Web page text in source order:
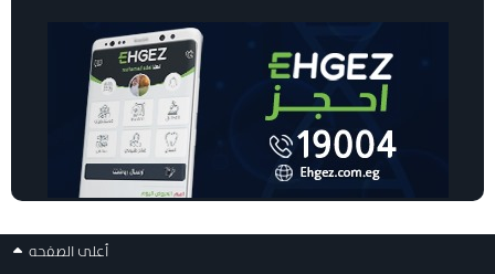
أعلى الصفحه